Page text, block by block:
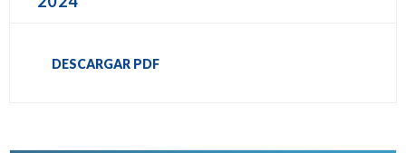
DESCARGAR PDF